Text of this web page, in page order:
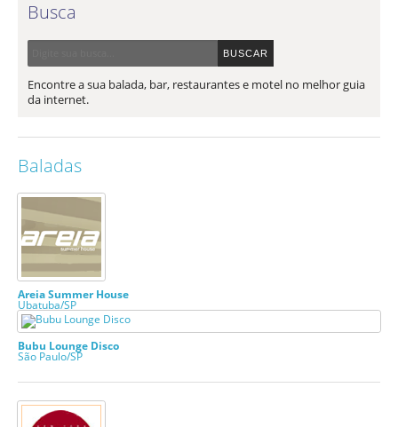
Busca
Encontre a sua balada, bar, restaurantes e motel no melhor guia
da internet.
Baladas
Areia Summer House
Ubatuba/SP
Bubu Lounge Disco
São Paulo/SP